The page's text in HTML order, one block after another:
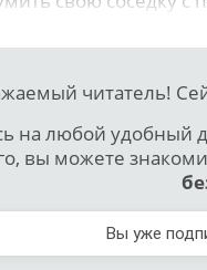
читатель!
на любой удобный
вы можете
Вы уже